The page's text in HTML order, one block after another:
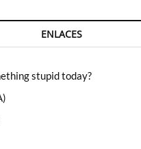
ENLACES
stupid today?